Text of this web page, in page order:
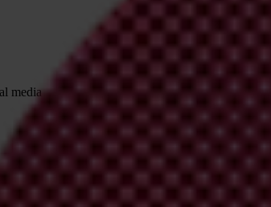
media